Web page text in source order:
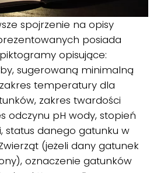
spojrzenie na opisy
posiada
opisujące:
sugerowaną minimalną
temperatury dla
zakres twardości
odczynu pH wody, stopień
status danego gatunku w
(jeżeli dany gatunek
oznaczenie gatunków